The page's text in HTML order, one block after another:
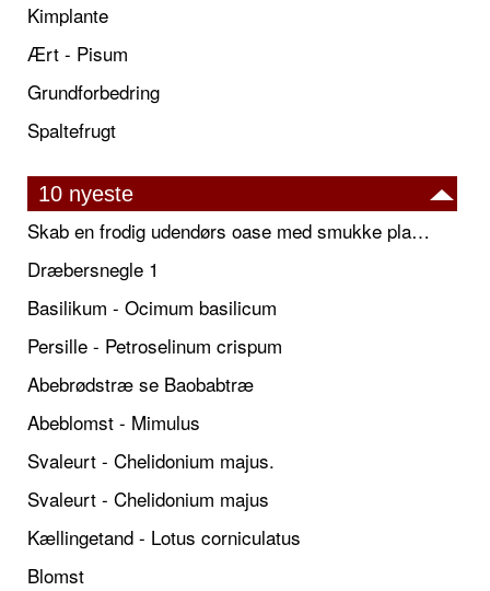
Kimplante
Ært - Pisum
Grundforbedring
Spaltefrugt
10 nyeste
Skab en frodig udendørs oase med smukke plantekrukker og elegante espalier
Dræbersnegle 1
Basilikum - Ocimum basilicum
Persille - Petroselinum crispum
Abebrødstræ se Baobabtræ
Abeblomst - Mimulus
Svaleurt - Chelidonium majus.
Svaleurt - Chelidonium majus
Kællingetand - Lotus corniculatus
Blomst